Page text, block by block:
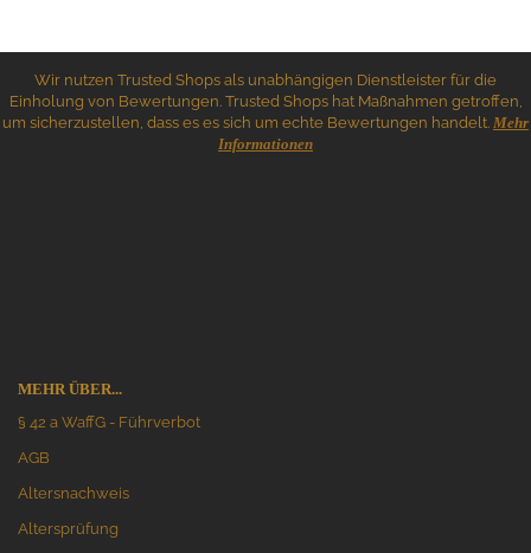
Wir nutzen Trusted Shops als unabhängigen Dienstleister für die
Einholung von Bewertungen. Trusted Shops hat Maßnahmen getroffen,
um sicherzustellen, dass es es sich um echte Bewertungen handelt. Mehr
Informationen
MEHR ÜBER...
§ 42 a WaffG - Führverbot
AGB
Altersnachweis
Altersprüfung